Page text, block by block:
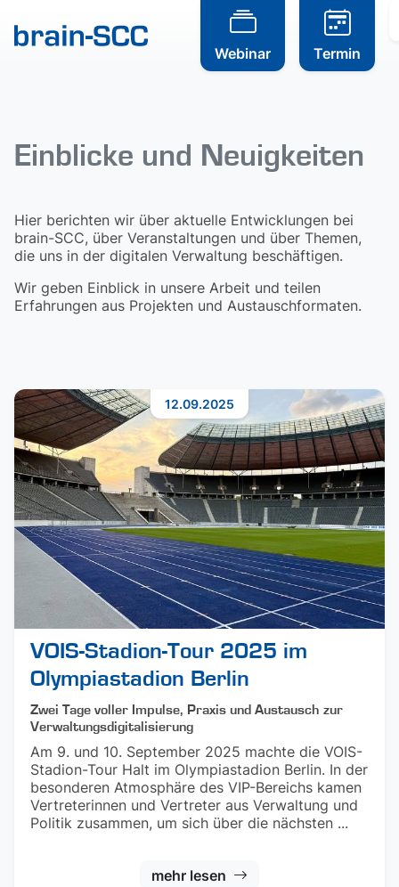
Webinar Termin
Einblicke und Neuigkeiten
Hier berichten wir über aktuelle Entwicklungen bei
brain-SCC, über Veranstaltungen und über Themen,
die uns in der digitalen Verwaltung beschäftigen.
Wir geben Einblick in unsere Arbeit und teilen
Erfahrungen aus Projekten und Austauschformaten.
VOIS-Stadion-Tour 2025 im
Olympiastadion Berlin
Zwei Tage voller Impulse, Praxis und Austausch zur
Verwaltungsdigitalisierung
Am 9. und 10. September 2025 machte die VOIS-
Stadion-Tour Halt im Olympiastadion Berlin. In der
besonderen Atmosphäre des VIP-Bereichs kamen
Vertreterinnen und Vertreter aus Verwaltung und
Politik zusammen, um sich über die nächsten ...
mehr lesen
12.09.2025